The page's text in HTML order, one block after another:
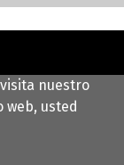
a
nuestro
web, usted